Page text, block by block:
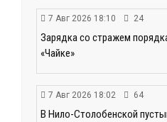
7 Авг 2026 18:10 24
Зарядка со стражем
«Чайке»
7 Авг 2026 18:02 64
В Нило-Столобенской